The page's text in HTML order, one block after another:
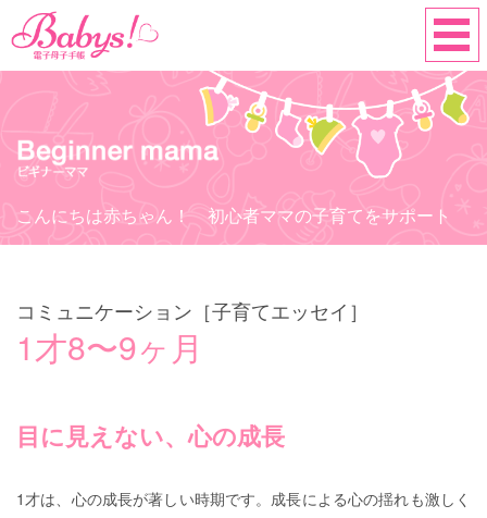
こんにちは赤ちゃん！ 初心者ママの子育てをサポート
コミュニケーション［子育てエッセイ］
1才8〜9ヶ月
目に見えない、心の成長
1才は、心の成長が著しい時期です。成長による心の揺れも激しく